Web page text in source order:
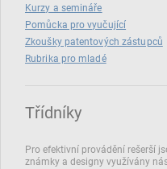
Kurzy a semináře
Pomůcka pro vyučující
Zkoušky patentových zástupců
Rubrika pro mladé
Třídníky
Pro efektivní provádění rešerší
známky a designy využívány